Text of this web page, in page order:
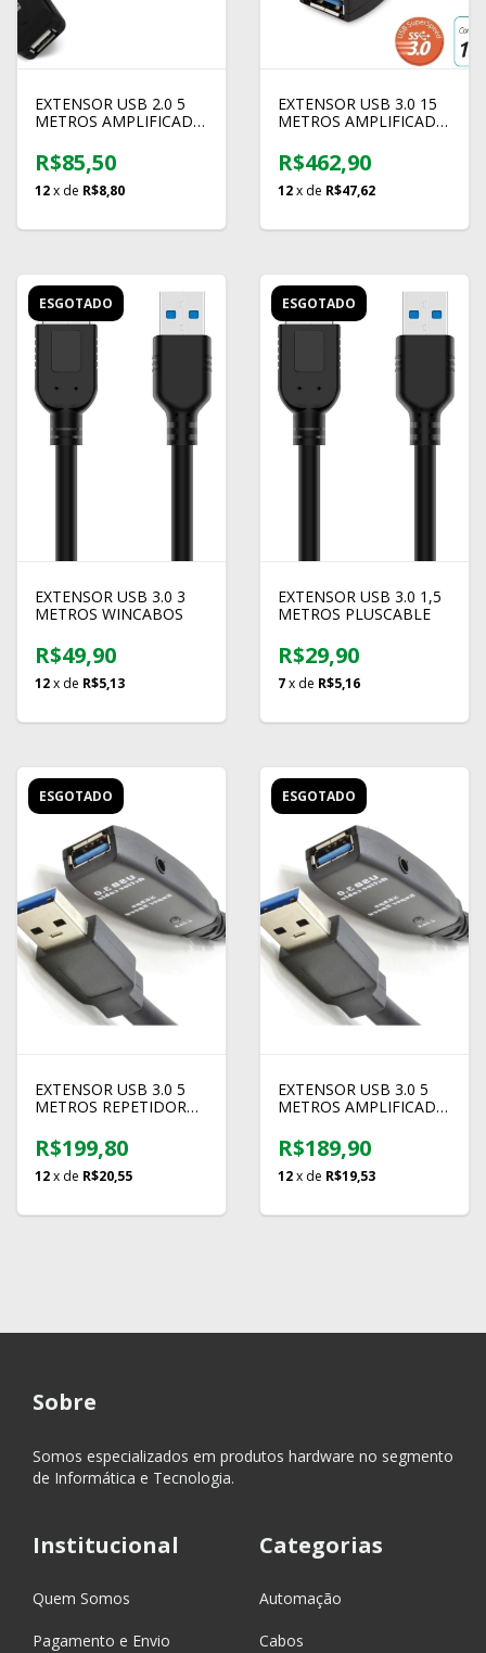
EXTENSOR USB 2.0 5
METROS AMPLIFICADO
R$85,50
12x de R$8,80
EXTENSOR USB 3.0 15
METROS AMPLIFICADO
R$462,90
12x de R$47,62
ESGOTADO
EXTENSOR USB 3.0 3
METROS WINCABOS
R$49,90
12x de R$5,13
ESGOTADO
EXTENSOR USB 3.0 1,5
METROS PLUSCABLE
R$29,90
7x de R$5,16
ESGOTADO
EXTENSOR USB 3.0 5
METROS REPETIDOR
R$199,80
12x de R$20,55
ESGOTADO
EXTENSOR USB 3.0 5
METROS AMPLIFICADO
R$189,90
12x de R$19,53
Sobre
Somos especializados em produtos hardware no segmento
de Informática e Tecnologia.
Institucional
Quem Somos
Pagamento e Envio
Categorias
Automação
Cabos